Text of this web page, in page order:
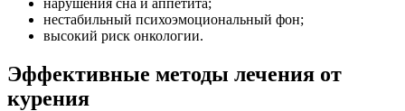
нарушения сна и аппетита;
нестабильный психоэмоциональный фон;
высокий риск онкологии.
Эффективные методы лечения от
курения